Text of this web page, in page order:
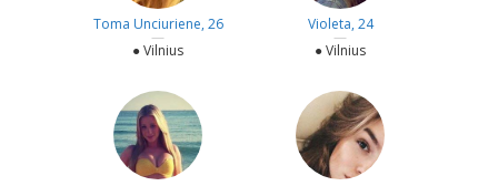
Toma Unciuriene, 26
—
● Vilnius
Violeta, 24
—
● Vilnius